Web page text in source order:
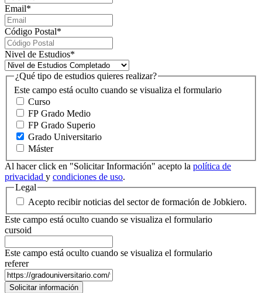
Email*
Código Postal*
Nivel de Estudios*
Este campo está oculto cuando se visualiza el formulario
¿Qué tipo de estudios quieres realizar?
Curso
FP Grado Medio
FP Grado Superio
Grado Universitario
Máster
Al hacer click en "Solicitar Información" acepto la política de
privacidad y condiciones de uso.
Legal
Acepto recibir noticias del sector de formación de Jobkiero.
Este campo está oculto cuando se visualiza el formulario
cursoid
Este campo está oculto cuando se visualiza el formulario
referer